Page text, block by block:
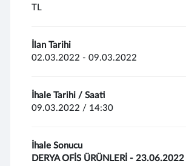
TL
İlan Tarihi
02.03.2022 - 09.03.2022
İhale Tarihi / Saati
09.03.2022 / 14:30
İhale Sonucu
DERYA OFİS ÜRÜNLERİ - 23.06.2022